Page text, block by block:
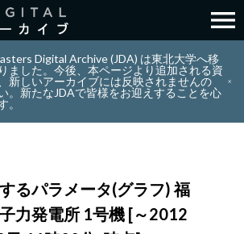
search 検索
layers コレクション
info_outline リソース
menu
Digital Archive (JDA) は東北大学へ移
ました。今後、本ページより追加される資
新しいアーカイブには反映されませんの
。新たなJDAで皆様をお迎えすることを心
。
るパラメータ(グラフ) 福
力発電所 1号機 [～2012